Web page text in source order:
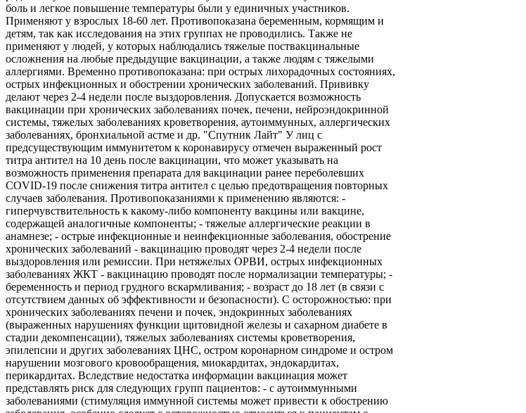
боль и легкое повышение температуры были у единичных участников.
Применяют у взрослых 18-60 лет. Противопоказана беременным, кормящим и
детям, так как исследования на этих группах не проводились. Также не
применяют у людей, у которых наблюдались тяжелые поствакцинальные
осложнения на любые предыдущие вакцинации, а также людям с тяжелыми
аллергиями. Временно противопоказана: при острых лихорадочных состояниях,
острых инфекционных и обострении хронических заболеваний. Прививку
делают через 2-4 недели после выздоровления. Допускается возможность
вакцинации при хронических заболеваниях почек, печени, нейроэндокринной
системы, тяжелых заболеваниях кроветворения, аутоиммунных, аллергических
заболеваниях, бронхиальной астме и др. "Спутник Лайт" У лиц с
предсуществующим иммунитетом к коронавирусу отмечен выраженный рост
титра антител на 10 день после вакцинации, что может указывать на
возможность применения препарата для вакцинации ранее переболевших
COVID-19 после снижения титра антител с целью предотвращения повторных
случаев заболевания. Противопоказаниями к применению являются: -
гиперчувствительность к какому-либо компоненту вакцины или вакцине,
содержащей аналогичные компоненты; - тяжелые аллергические реакции в
анамнезе; - острые инфекционные и неинфекционные заболевания, обострение
хронических заболеваний - вакцинацию проводят через 2-4 недели после
выздоровления или ремиссии. При нетяжелых ОРВИ, острых инфекционных
заболеваниях ЖКТ - вакцинацию проводят после нормализации температуры; -
беременность и период грудного вскармливания; - возраст до 18 лет (в связи с
отсутствием данных об эффективности и безопасности). С осторожностью: при
хронических заболеваниях печени и почек, эндокринных заболеваниях
(выраженных нарушениях функции щитовидной железы и сахарном диабете в
стадии декомпенсации), тяжелых заболеваниях системы кроветворения,
эпилепсии и других заболеваниях ЦНС, остром коронарном синдроме и остром
нарушении мозгового кровообращения, миокардитах, эндокардитах,
перикардитах. Вследствие недостатка информации вакцинация может
представлять риск для следующих групп пациентов: - с аутоиммунными
заболеваниями (стимуляция иммунной системы может привести к обострению